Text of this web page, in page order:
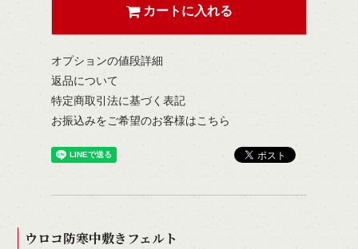
カートに入れる
オプションの値段詳細
返品について
特定商取引法に基づく表記
お振込みをご希望のお客様はこちら
ウロコ防寒中敷きフェルト